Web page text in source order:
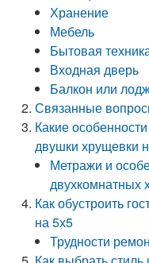
Хранение
Мебель
Бытовая
Входная дверь
Балкон или
Связанные
Какие
двушки хрущевки
Метражи и
двухкомнатных
Как обустроить
на 5х5
Трудности